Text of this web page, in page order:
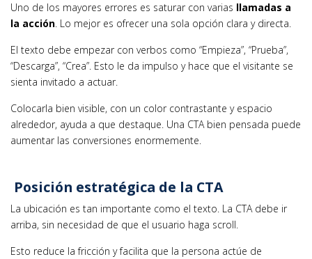
Uno de los mayores errores es saturar con varias llamadas a
la acción. Lo mejor es ofrecer una sola opción clara y directa.
El texto debe empezar con verbos como “Empieza”, “Prueba”,
“Descarga”, “Crea”. Esto le da impulso y hace que el visitante se
sienta invitado a actuar.
Colocarla bien visible, con un color contrastante y espacio
alrededor, ayuda a que destaque. Una CTA bien pensada puede
aumentar las conversiones enormemente.
Posición estratégica de la CTA
La ubicación es tan importante como el texto. La CTA debe ir
arriba, sin necesidad de que el usuario haga scroll.
Esto reduce la fricción y facilita que la persona actúe de